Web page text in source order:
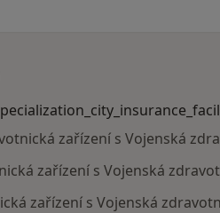
zařízení s Vojenská
zařízení s Vojenská
zařízení s Vojenská